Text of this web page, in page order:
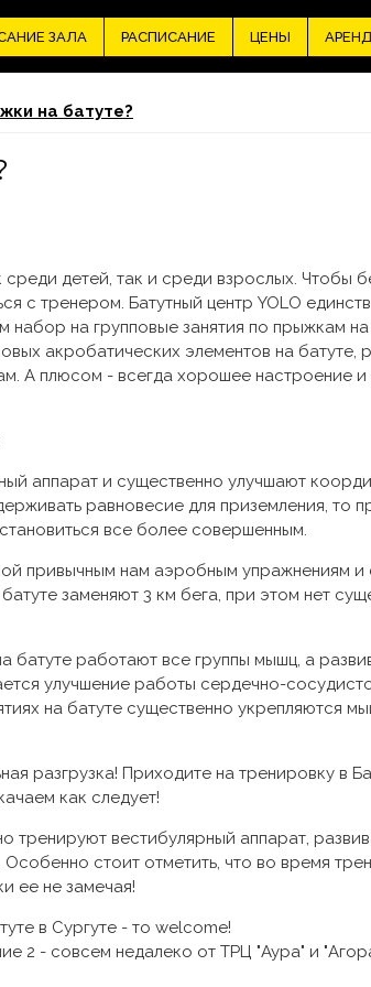
ЗАЛА РАСПИСАНИЕ ЦЕНЫ
на батуте?
детей, так и среди взрослых. Чтобы
с тренером. Батутный центр YOLO
на групповые занятия по прыжкам на
акробатических элементов на батуте,
А плюсом - всегда хорошее настроение и
аппарат и существенно улучшают
равновесие для приземления, то
все более совершенным.
привычным нам аэробным упражнениям
заменяют 3 км бега, при этом нет
работают все группы мышц, а
улучшение работы сердечно-
на батуте существенно укрепляются
разгрузка! Приходите на тренировку в
как следует!
тренируют вестибулярный аппарат,
стоит отметить, что во время
ее не замечая!
в Сургуте - то welcome!
- совсем недалеко от ТРЦ "Аура" и